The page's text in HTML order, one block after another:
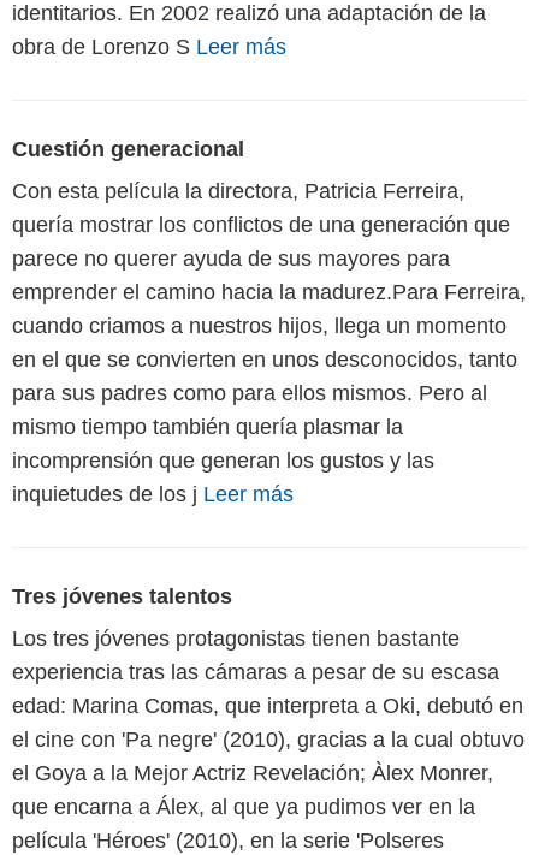
identitarios. En 2002 realizó una adaptación de la
obra de Lorenzo S Leer más
Cuestión generacional
Con esta película la directora, Patricia Ferreira,
quería mostrar los conflictos de una generación que
parece no querer ayuda de sus mayores para
emprender el camino hacia la madurez.Para Ferreira,
cuando criamos a nuestros hijos, llega un momento
en el que se convierten en unos desconocidos, tanto
para sus padres como para ellos mismos. Pero al
mismo tiempo también quería plasmar la
incomprensión que generan los gustos y las
inquietudes de los j Leer más
Tres jóvenes talentos
Los tres jóvenes protagonistas tienen bastante
experiencia tras las cámaras a pesar de su escasa
edad: Marina Comas, que interpreta a Oki, debutó en
el cine con 'Pa negre' (2010), gracias a la cual obtuvo
el Goya a la Mejor Actriz Revelación; Àlex Monrer,
que encarna a Álex, al que ya pudimos ver en la
película 'Héroes' (2010), en la serie 'Polseres